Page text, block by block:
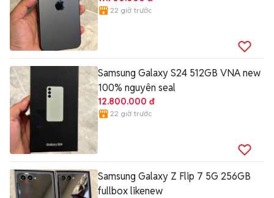
22 giờ trước
Samsung Galaxy S24 512GB VNA new
100% nguyên seal
12.800.000 đ
22 giờ trước
Samsung Galaxy Z Flip 7 5G 256GB
fullbox likenew